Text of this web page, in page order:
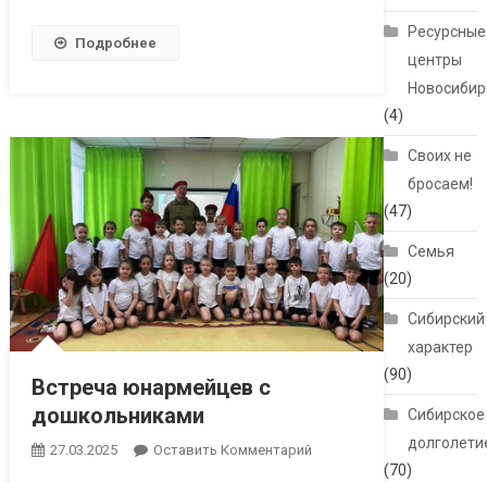
Подробнее
Встреча юнармейцев с
дошкольниками
27.03.2025 Оставить Комментарий
Ресурсные
центры
(4)
Своих не
бросаем!
(47)
Семья
(20)
Сибирский
характер
(90)
Сибирское
(70)